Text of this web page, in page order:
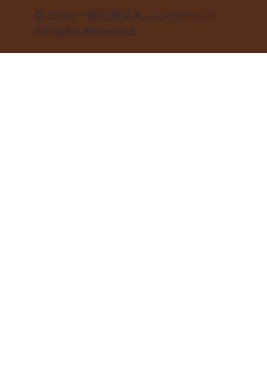
© 2026 一般社団法人 ムジカテミス
All rights Reserved.